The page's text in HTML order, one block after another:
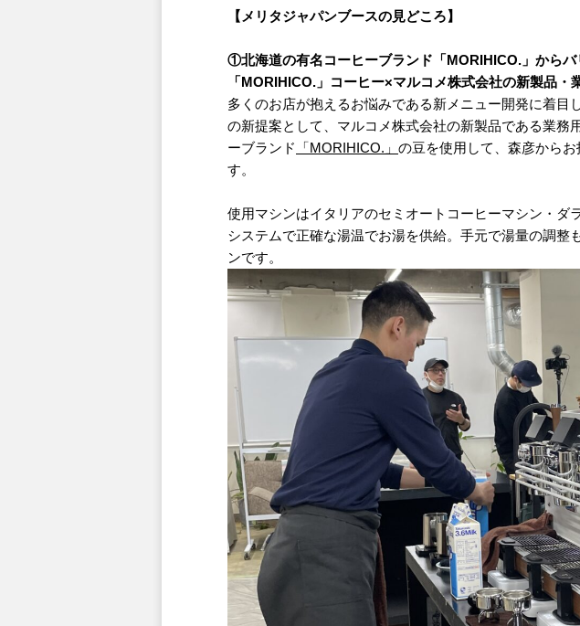
【メリタジャパンブースの見どころ】
①北海道の有名コーヒーブランド「MORIHICO.」からバ
「MORIHICO.」コーヒー×マルコメ株式会社の新製品
多くのお店が抱えるお悩みである新メニュー開発に着目
の新提案として、マルコメ株式会社の新製品である業務
ーブランド
「MORIHICO.」 の豆を使用して、森彦から
す。
使用マシンはイタリアのセミオートコーヒーマシン・ダ
システムで正確な湯温でお湯を供給。手元で湯量の調
ンです。